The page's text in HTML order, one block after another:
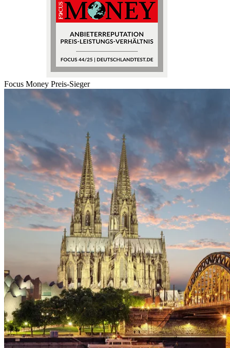
Focus Money Preis-Sieger